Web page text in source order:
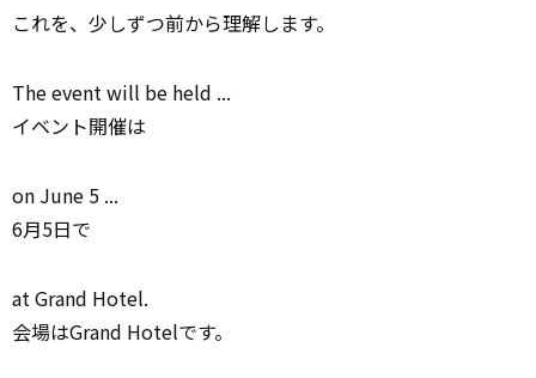
これを、少しずつ前から理解します。
The event will be held ...
イベント開催は
on June 5 ...
6月5日で
at Grand Hotel.
会場はGrand Hotelです。